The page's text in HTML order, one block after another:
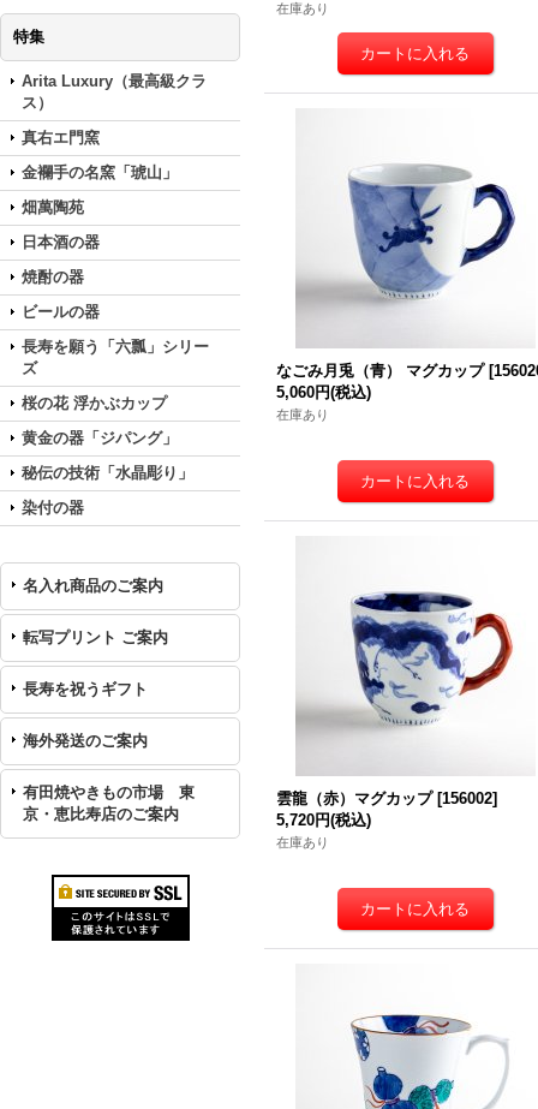
特集
Arita Luxury（最高級クラ
ス）
真右エ門窯
金襴手の名窯「琥山」
畑萬陶苑
日本酒の器
焼酎の器
ビールの器
長寿を願う「六瓢」シリー
ズ
桜の花 浮かぶカップ
黄金の器「ジパング」
秘伝の技術「水晶彫り」
染付の器
名入れ商品のご案内
転写プリント ご案内
長寿を祝うギフト
海外発送のご案内
有田焼やきもの市場 東
京・恵比寿店のご案内
在庫あり
なごみ月兎（青） マグカップ [
5,060円(税込)
在庫あり
雲龍（赤）マグカップ [156002]
5,720円(税込)
在庫あり